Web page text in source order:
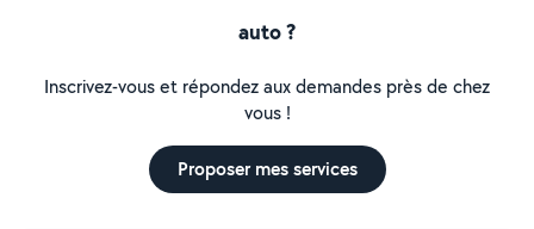
auto ?
Inscrivez-vous et répondez aux demandes près de chez
vous !
Proposer mes services